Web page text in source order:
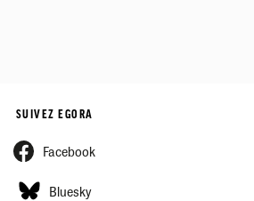
SUIVEZ EGORA
Facebook
Bluesky